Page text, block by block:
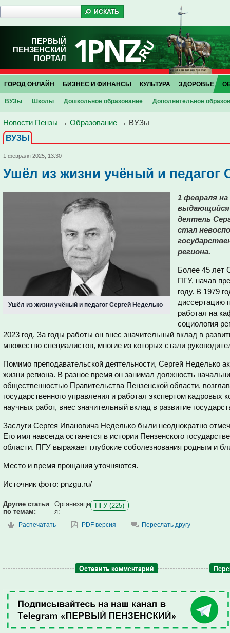
ПЕРВЫЙ
ПЕНЗЕНСКИЙ
ПОРТАЛ
ГОРОД ОНЛАЙН БИЗНЕС И ФИНАНСЫ КУЛЬТУРА ЗДОРОВЬЕ
ВУЗы Школы Дошкольное образование Дополнительное
Новости Пензы → Образование → ВУЗы
ВУЗЫ
1 февраля 2025, 13:30
Ушёл из жизни учёный и педагог
Ушёл из жизни учёный и педагог Сергей Неделько
1 февраля на
выдающийся
деятель
стал
региона.
Более 45 лет
ПГУ, начав
году. В 1979
диссертацию
работал на
социология
2023 год. За годы работы он внес значительный вклад в
множество специалистов, многие из которых стали
Помимо преподавательской деятельности, Сергей Неделько
жизни региона. В разное время он занимал должность
общественностью Правительства Пензенской области,
государственного управления и работал экспертом кадровых
научных работ, внес значительный вклад в развитие
Заслуги Сергея Ивановича Неделько были неоднократно
Его имя навсегда останется в истории Пензенского
области. ПГУ выражает глубокие соболезнования родным и
Место и время прощания уточняются.
Источник фото: pnzgu.ru/
Другие статьи
по темам:
Организаци
я:
ПГУ (225)
Распечатать PDF версия Переслать другу
Оставить комментарий